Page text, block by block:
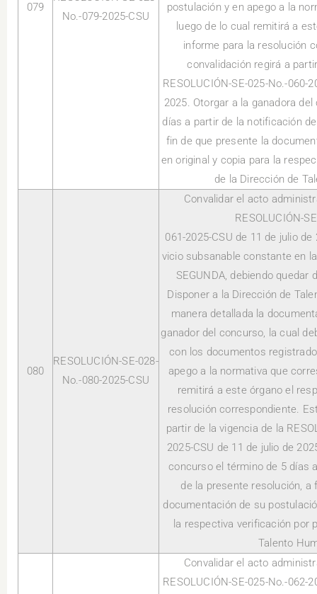
079
No.-079-2025-CSU
postulación y en apego a la
luego de lo cual remitirá a
informe para la resolución
convalidación regirá a
RESOLUCIÓN-SE-025-No.-060-
2025. Otorgar a la ganadora
días a partir de la notificación
fin de que presente la
en original y copia para la
de la Dirección de
080
RESOLUCIÓN-SE-028-
No.-080-2025-CSU
Convalidar el acto
RESOLUCIÓN-
061-2025-CSU de 11 de julio
vicio subsanable constante en
SEGUNDA, debiendo quedar
Disponer a la Dirección de
manera detallada la
ganador del concurso, la cual
con los documentos
apego a la normativa que
remitirá a este órgano el
resolución correspondiente.
partir de la vigencia de la
2025-CSU de 11 de julio de
concurso el término de 5 días
de la presente resolución, a
documentación de su
la respectiva verificación por
Talento
Convalidar el acto
RESOLUCIÓN-SE-025-No.-062-